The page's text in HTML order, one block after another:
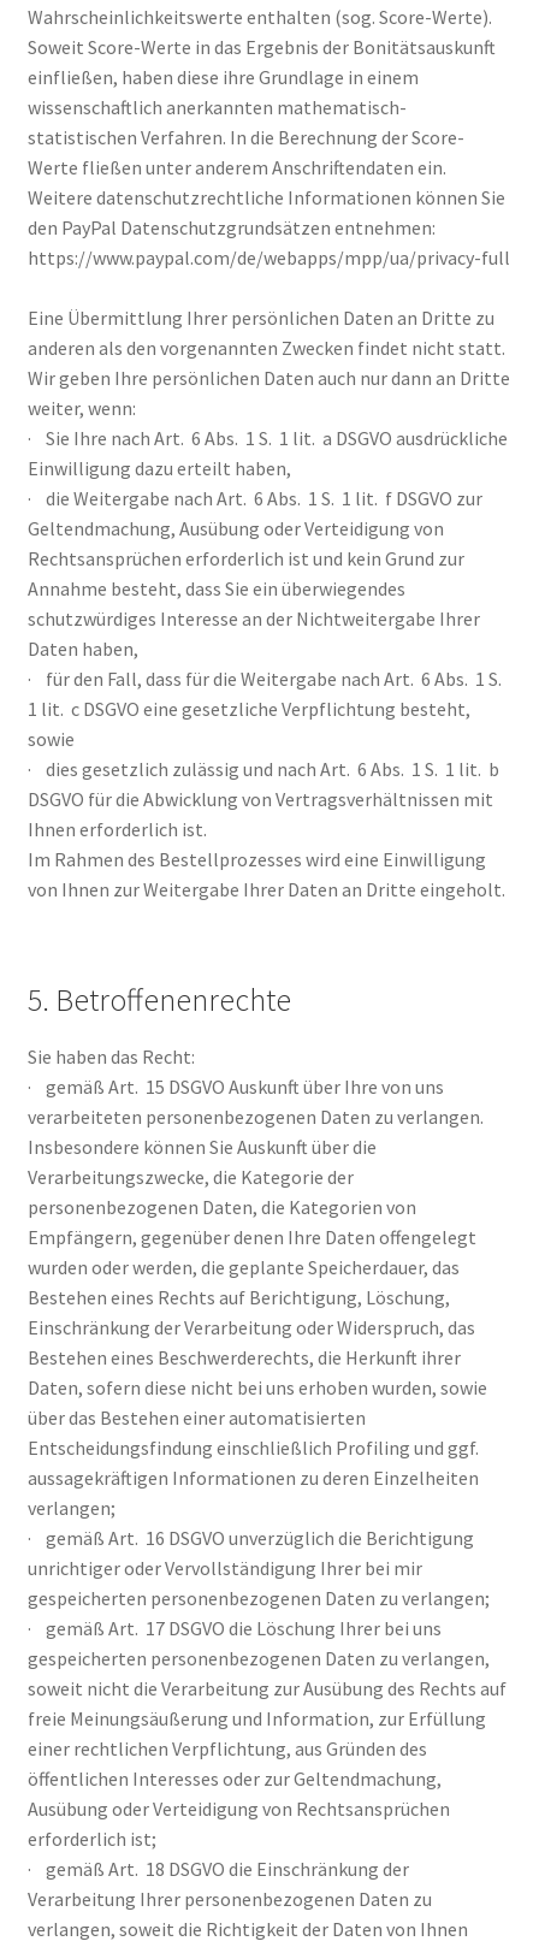
Wahrscheinlichkeitswerte enthalten (sog. Score-Werte).
Soweit Score-Werte in das Ergebnis der Bonitätsauskunft
einfließen, haben diese ihre Grundlage in einem
wissenschaftlich anerkannten mathematisch-
statistischen Verfahren. In die Berechnung der Score-
Werte fließen unter anderem Anschriftendaten ein.
Weitere datenschutzrechtliche Informationen können Sie
den PayPal Datenschutzgrundsätzen entnehmen:
https://www.paypal.com/de/webapps/mpp/ua/privacy-full
Eine Übermittlung Ihrer persönlichen Daten an Dritte zu
anderen als den vorgenannten Zwecken findet nicht statt.
Wir geben Ihre persönlichen Daten auch nur dann an Dritte
weiter, wenn:
· Sie Ihre nach Art. 6 Abs. 1 S. 1 lit. a DSGVO ausdrückliche
Einwilligung dazu erteilt haben,
· die Weitergabe nach Art. 6 Abs. 1 S. 1 lit. f DSGVO zur
Geltendmachung, Ausübung oder Verteidigung von
Rechtsansprüchen erforderlich ist und kein Grund zur
Annahme besteht, dass Sie ein überwiegendes
schutzwürdiges Interesse an der Nichtweitergabe Ihrer
Daten haben,
· für den Fall, dass für die Weitergabe nach Art. 6 Abs. 1 S.
1 lit. c DSGVO eine gesetzliche Verpflichtung besteht,
sowie
· dies gesetzlich zulässig und nach Art. 6 Abs. 1 S. 1 lit. b
DSGVO für die Abwicklung von Vertragsverhältnissen mit
Ihnen erforderlich ist.
Im Rahmen des Bestellprozesses wird eine Einwilligung
von Ihnen zur Weitergabe Ihrer Daten an Dritte eingeholt.
5. Betroffenenrechte
Sie haben das Recht:
· gemäß Art. 15 DSGVO Auskunft über Ihre von uns
verarbeiteten personenbezogenen Daten zu verlangen.
Insbesondere können Sie Auskunft über die
Verarbeitungszwecke, die Kategorie der
personenbezogenen Daten, die Kategorien von
Empfängern, gegenüber denen Ihre Daten offengelegt
wurden oder werden, die geplante Speicherdauer, das
Bestehen eines Rechts auf Berichtigung, Löschung,
Einschränkung der Verarbeitung oder Widerspruch, das
Bestehen eines Beschwerderechts, die Herkunft ihrer
Daten, sofern diese nicht bei uns erhoben wurden, sowie
über das Bestehen einer automatisierten
Entscheidungsfindung einschließlich Profiling und ggf.
aussagekräftigen Informationen zu deren Einzelheiten
verlangen;
· gemäß Art. 16 DSGVO unverzüglich die Berichtigung
unrichtiger oder Vervollständigung Ihrer bei mir
gespeicherten personenbezogenen Daten zu verlangen;
· gemäß Art. 17 DSGVO die Löschung Ihrer bei uns
gespeicherten personenbezogenen Daten zu verlangen,
soweit nicht die Verarbeitung zur Ausübung des Rechts auf
freie Meinungsäußerung und Information, zur Erfüllung
einer rechtlichen Verpflichtung, aus Gründen des
öffentlichen Interesses oder zur Geltendmachung,
Ausübung oder Verteidigung von Rechtsansprüchen
erforderlich ist;
· gemäß Art. 18 DSGVO die Einschränkung der
Verarbeitung Ihrer personenbezogenen Daten zu
verlangen, soweit die Richtigkeit der Daten von Ihnen